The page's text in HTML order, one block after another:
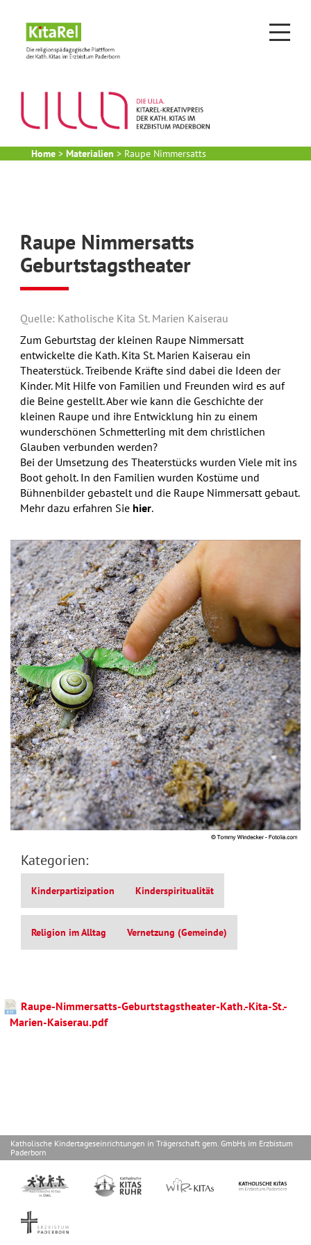
Home > Materialien > Raupe Nimmersatts
Raupe Nimmersatts
Geburtstagstheater
Quelle: Katholische Kita St. Marien Kaiserau
Zum Geburtstag der kleinen Raupe Nimmersatt
entwickelte die Kath. Kita St. Marien Kaiserau ein
Theaterstück. Treibende Kräfte sind dabei die Ideen der
Kinder. Mit Hilfe von Familien und Freunden wird es auf
die Beine gestellt. Aber wie kann die Geschichte der
kleinen Raupe und ihre Entwicklung hin zu einem
wunderschönen Schmetterling mit dem christlichen
Glauben verbunden werden?
Bei der Umsetzung des Theaterstücks wurden Viele mit ins
Boot geholt. In den Familien wurden Kostüme und
Bühnenbilder gebastelt und die Raupe Nimmersatt gebaut.
Mehr dazu erfahren Sie hier.
Kategorien:
Kinderpartizipation Kinderspiritualität
Religion im Alltag Vernetzung (Gemeinde)
Raupe-Nimmersatts-Geburtstagstheater-Kath.-Kita-St.-
Marien-Kaiserau.pdf
Katholische Kindertageseinrichtungen in Trägerschaft gem. GmbHs im Erzbistum
Paderborn